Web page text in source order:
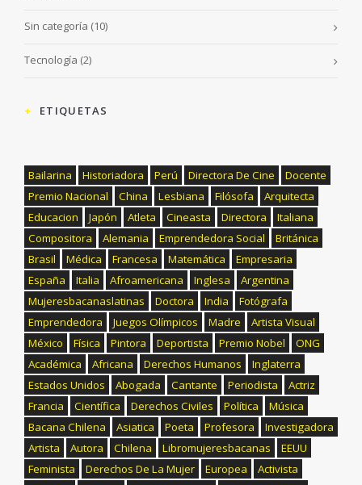
Sin categoría (10)
Tecnología (2)
ETIQUETAS
Bailarina Historiadora Perú Directora De Cine
Docente
Premio Nacional
China Lesbiana Filósofa
Arquitecta
Educacion
Japón Atleta Cineasta Directora
Italiana
Compositora
Alemania Emprendedora Social
Británica
Brasil
Médica Francesa Matemática
Empresaria
España
Italia Afroamericana Inglesa
Argentina
Mujeresbacanaslatinas
Doctora India
Fotógrafa
Emprendedora
Juegos Olímpicos Madre
Artista Visual
México
Física Pintora Deportista Premio Nobel
ONG
Académica
Africana Derechos Humanos
Inglaterra
Estados Unidos
Abogada Cantante Periodista
Actriz
Francia
Científica Derechos Civiles Política
Música
Bacana Chilena
Asiatica Poeta Profesora
Investigadora
Artista
Autora Chilena Libromujeresbacanas
EEUU
Feminista
Derechos De La Mujer Europea
Activista